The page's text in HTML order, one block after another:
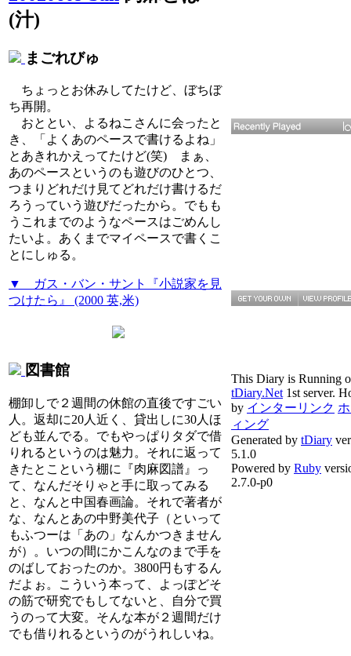
(汁)
まごれびゅ
ちょっとお休みしてたけど、ぼちぼ
ち再開。
おととい、よるねこさんに会ったと
き、「よくあのペースで書けるよね」
とあきれかえってたけど(笑) まぁ、
あのペースというのも遊びのひとつ、
つまりどれだけ見てどれだけ書けるだ
ろうっていう遊びだったから。でもも
うこれまでのようなペースはごめんし
たいよ。あくまでマイペースで書くこ
とにしゅる。
▼ ガス・バン・サント『小説家を見
つけたら』 (2000 英,米)
図書館
棚卸しで２週間の休館の直後ですごい
人。返却に20人近く、貸出しに30人ほ
ども並んでる。でもやっぱりタダで借
りれるというのは魅力。それに返って
きたとこという棚に『肉麻図譜』っ
て、なんだそりゃと手に取ってみる
と、なんと中国春画論。それで著者が
な、なんとあの中野美代子（といって
もふつーは「あの」なんかつきません
が）。いつの間にかこんなのまで手を
のばしておったのか。3800円もするん
だよぉ。こういう本って、よっぽどそ
の筋で研究でもしてないと、自分で買
うのって大変。そんな本が２週間だけ
でも借りれるというのがうれしいね。
This Diary is Running
tDiary.Net 1st server.
by インターリンク
ィング
Generated by tDiary
5.1.0
Powered by Ruby
2.7.0-p0